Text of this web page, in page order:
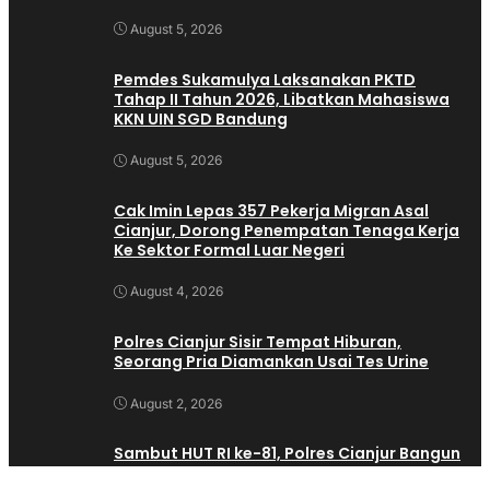
August 5, 2026
Pemdes Sukamulya Laksanakan PKTD
Tahap II Tahun 2026, Libatkan Mahasiswa
KKN UIN SGD Bandung
August 5, 2026
Cak Imin Lepas 357 Pekerja Migran Asal
Cianjur, Dorong Penempatan Tenaga Kerja
Ke Sektor Formal Luar Negeri
August 4, 2026
Polres Cianjur Sisir Tempat Hiburan,
Seorang Pria Diamankan Usai Tes Urine
August 2, 2026
Sambut HUT RI ke-81, Polres Cianjur Bangun
Keakraban dengan Wartawan Lewat